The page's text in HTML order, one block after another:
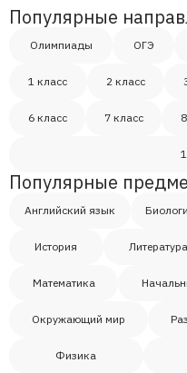
Диана
Елена
Маргарита
Саша
Дмитрий
Популярные
Олимпиады ОГЭ
1 класс 2 класс
6 класс 7 класс
Популярные
Английский язык
История Литература
Математика
Окружающий мир
Физика